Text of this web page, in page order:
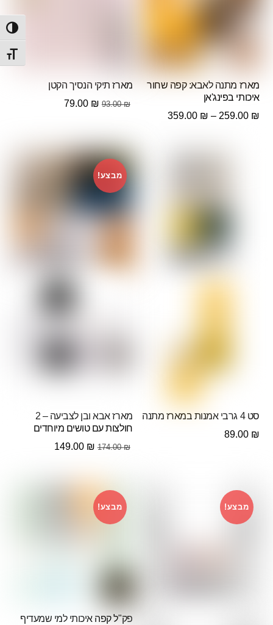
מתג
מארז מתנה לאבא: קפה שחור
איכותי בפינג'אן
259.00 ₪
–
359.00 ₪
טווח
מארז תיקי הנסיך הקטן
93.00₪
המחיר
93.00 ₪.
79.00 ₪
המחיר
79.00 ₪.
סט 4 גרבי אמנות במארז מתנה
89.00 ₪
מבצע!
מארז אבא ובן לצביעה – 2
חולצות עם טושים מיוחדים
174.00₪
המחיר
149.00 ₪
מבצע! מבצע!
פק"ל קפה איכותי למי שמעדיף